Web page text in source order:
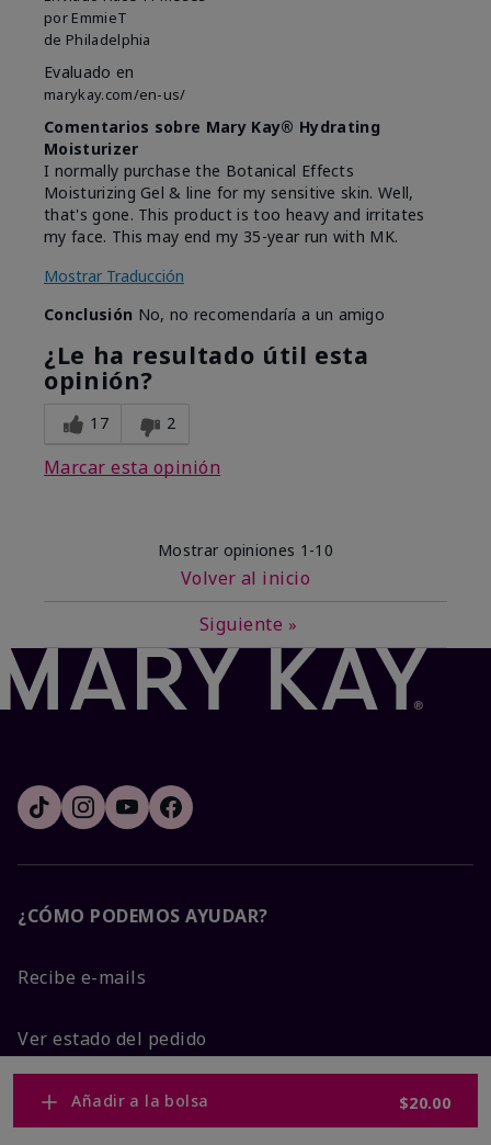
Añadir a la bolsa $20.00
por EmmieT
de Philadelphia
Evaluado en
marykay.com/en-us/
Comentarios sobre Mary Kay® Hydrating
Moisturizer
I normally purchase the Botanical Effects
Moisturizing Gel & line for my sensitive skin. Well,
that's gone. This product is too heavy and irritates
my face. This may end my 35-year run with MK.
Mostrar Traducción
Conclusión No, no recomendaría a un amigo
¿Le ha resultado útil esta
opinión?
17 2
Marcar esta opinión
Mostrar opiniones 1-10
Volver al inicio
Siguiente »
¿CÓMO PODEMOS AYUDAR?
Recibe e-mails
Ver estado del pedido
Contáctanos